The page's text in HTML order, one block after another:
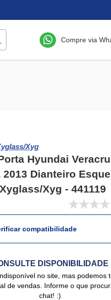
Compre via
Xyg
Hyundai
2013 Dianteiro
Xyg - 441119
compatibilidade
DISPONIBILIDADE
de vendas. Informe o que
chat! :)